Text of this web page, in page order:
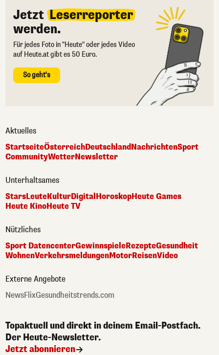
Jetzt Leserreporter
werden.
Für jedes Foto in "Heute" oder jedes Video
auf Heute.at gibt es 50 Euro.
So geht's
Aktuelles
StartseiteÖsterreichDeutschlandNachrichtenSport
CommunityWetterNewsletter
Unterhaltsames
StarsLeuteKulturDigital HoroskopHeute Games
Heute KinoHeute TV
Nützliches
Sport DatencenterGewinnspieleRezepteGesundheit
WohnenVerkehrsmeldungenMotorReisenVideo
Externe Angebote
NewsFlixGesundheitstrends.com
Topaktuell und direkt in deinem Email-Postfach.
Der Heute-Newsletter.
Jetzt abonnieren